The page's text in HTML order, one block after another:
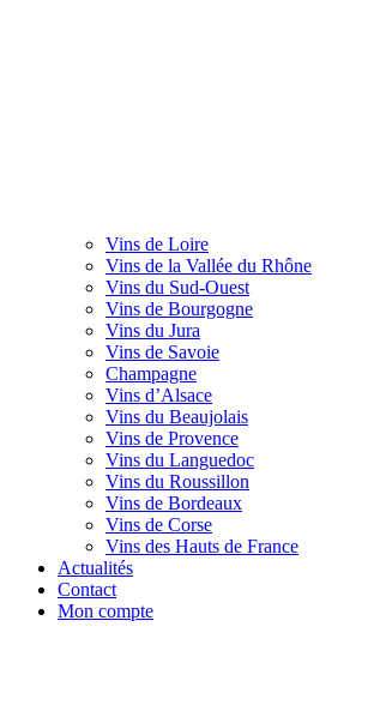
Vins de Loire
Vins de la Vallée du Rhône
Vins du Sud-Ouest
Vins de Bourgogne
Vins du Jura
Vins de Savoie
Champagne
Vins d’Alsace
Vins du Beaujolais
Vins de Provence
Vins du Languedoc
Vins du Roussillon
Vins de Bordeaux
Vins de Corse
Vins des Hauts de France
Actualités
Contact
Mon compte